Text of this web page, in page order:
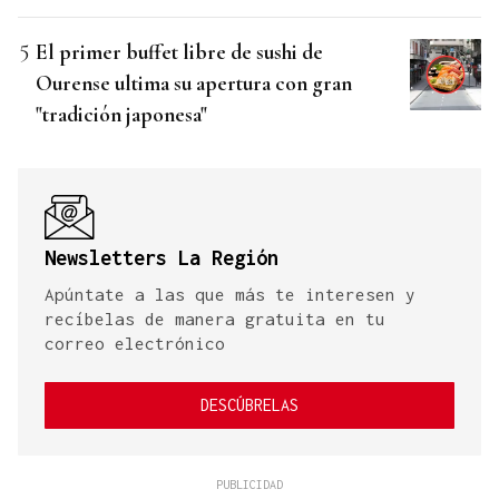
El primer buffet libre de sushi de
Ourense ultima su apertura con gran
"tradición japonesa"
Newsletters La Región
Apúntate a las que más te interesen y
recíbelas de manera gratuita en tu
correo electrónico
DESCÚBRELAS